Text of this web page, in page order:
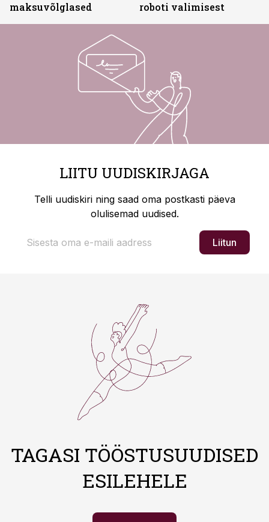
maksuvõlglased
roboti valimisest
LIITU UUDISKIRJAGA
Telli uudiskiri ning saad oma postkasti päeva
olulisemad uudised.
Liitun
TAGASI TÖÖSTUSUUDISED
ESILEHELE